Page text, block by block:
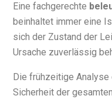
Eine fachgerechte
beinhaltet immer eine
sich der Zustand der
Ursache zuverlässig
Die frühzeitige
Sicherheit der